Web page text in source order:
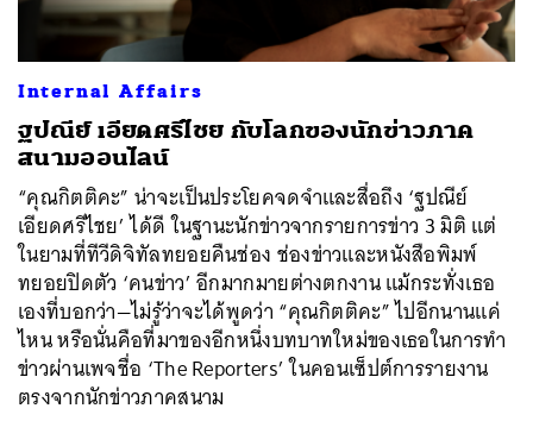
Internal Affairs
ฐปณีย์ เอียดศรีไชย กับโลกของนักข่าวภาค
สนามออนไลน์
“คุณกิตติคะ” น่าจะเป็นประโยคจดจำและสื่อถึง ‘ฐปณีย์
เอียดศรีไชย’ ได้ดี ในฐานะนักข่าวจากรายการข่าว 3 มิติ แต่
ในยามที่ทีวีดิจิทัลทยอยคืนช่อง ช่องข่าวและหนังสือพิมพ์
ทยอยปิดตัว ‘คนข่าว’ อีกมากมายต่างตกงาน แม้กระทั่งเธอ
เองที่บอกว่า—ไม่รู้ว่าจะได้พูดว่า “คุณกิตติคะ” ไปอีกนานแค่
ไหน หรือนั่นคือที่มาของอีกหนึ่งบทบาทใหม่ของเธอในการทำ
ข่าวผ่านเพจชื่อ ‘The Reporters’ ในคอนเซ็ปต์การรายงาน
ตรงจากนักข่าวภาคสนาม